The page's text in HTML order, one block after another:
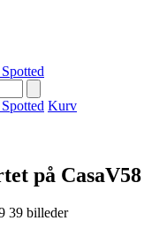
Kurv
på CasaV58
39 billeder